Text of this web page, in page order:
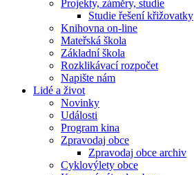
Projekty, záměry, studie
Studie řešení křižovatky
Knihovna on-line
Mateřská škola
Základní škola
Rozklikávací rozpočet
Napište nám
Lidé a život
Novinky
Události
Program kina
Zpravodaj obce
Zpravodaj obce archiv
Cyklovýlety obce